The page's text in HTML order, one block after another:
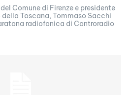
Comune di Firenze e presidente
Toscana, Tommaso Sacchi
radiofonica di Controradio